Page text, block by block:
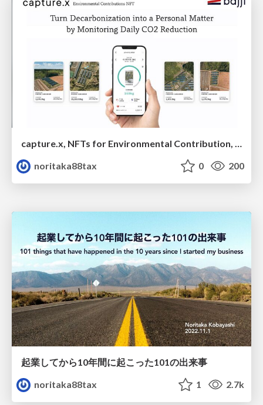
capture.x, NFTs for Environmental Contribution, Making Decarbonization Personal
noritaka88tax
0 200
起業してから10年間に起こった101の出来事
noritaka88tax
1 2.7k